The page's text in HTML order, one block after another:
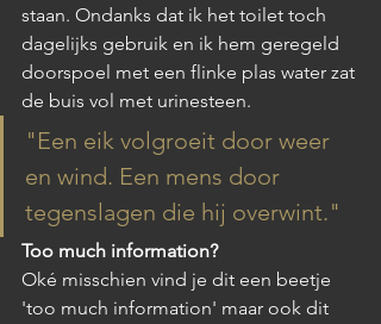
staan. Ondanks dat ik het toilet toch
dagelijks gebruik en ik hem geregeld
doorspoel met een flinke plas water zat
de buis vol met urinesteen.
"Een eik volgroeit door weer
en wind. Een mens door
tegenslagen die hij overwint."
Too much information?
Oké misschien vind je dit een beetje
'too much information' maar ook dit